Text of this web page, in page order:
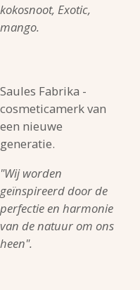
kokosnoot, Exotic,
mango.
Saules Fabrika -
cosmeticamerk van
een nieuwe
generatie.
"Wij worden
geïnspireerd door de
perfectie en harmonie
van de natuur om ons
heen".